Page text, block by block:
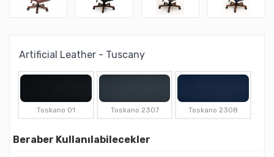
Artificial Leather - Tuscany
Toskano 01 Toskano 2307 Toskano 2308
Beraber Kullanılabilecekler